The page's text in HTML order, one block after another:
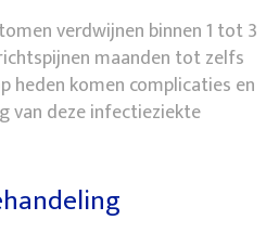
verdwijnen binnen 1 tot 3
maanden tot zelfs
heden komen complicaties en
van deze infectieziekte